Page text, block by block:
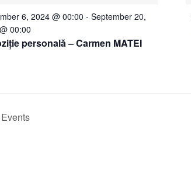
personală – Carmen MATEI
6, 2024 @ 00:00 - September 20,
00:00
Events